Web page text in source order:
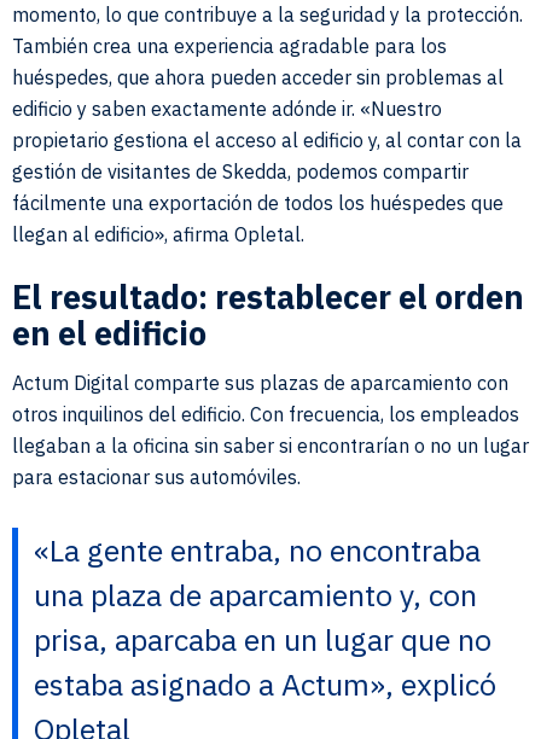
momento, lo que contribuye a la seguridad y la protección.
También crea una experiencia agradable para los
huéspedes, que ahora pueden acceder sin problemas al
edificio y saben exactamente adónde ir. «Nuestro
propietario gestiona el acceso al edificio y, al contar con la
gestión de visitantes de Skedda, podemos compartir
fácilmente una exportación de todos los huéspedes que
llegan al edificio», afirma Opletal.
El resultado: restablecer el orden
en el edificio
Actum Digital comparte sus plazas de aparcamiento con
otros inquilinos del edificio. Con frecuencia, los empleados
llegaban a la oficina sin saber si encontrarían o no un lugar
para estacionar sus automóviles.
«La gente entraba, no encontraba
una plaza de aparcamiento y, con
prisa, aparcaba en un lugar que no
estaba asignado a Actum», explicó
Opletal